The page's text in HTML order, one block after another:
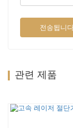
전송됩니
관련 제품